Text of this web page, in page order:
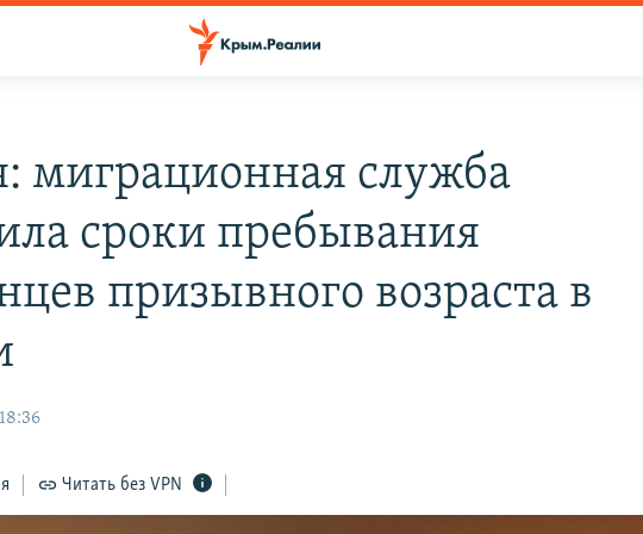
миграционная служба
сроки пребывания
призывного возраста в
Читать без VPN